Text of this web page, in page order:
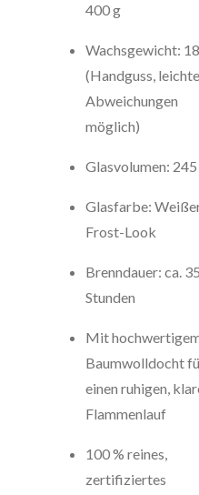
400 g
Wachsgewicht:
(Handguss, leichte
Abweichungen
möglich)
Glasvolumen:
Glasfarbe:
Frost-Look
Brenndauer: ca. 35
Stunden
Mit
Baumwolldocht
einen ruhigen,
Flammenlauf
100 % reines,
zertifiziertes